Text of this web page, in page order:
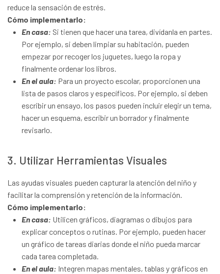
reduce la sensación de estrés.
Cómo implementarlo:
En casa: Si tienen que hacer una tarea, divídanla en partes.
Por ejemplo, si deben limpiar su habitación, pueden
empezar por recoger los juguetes, luego la ropa y
finalmente ordenar los libros.
En el aula: Para un proyecto escolar, proporcionen una
lista de pasos claros y específicos. Por ejemplo, si deben
escribir un ensayo, los pasos pueden incluir elegir un tema,
hacer un esquema, escribir un borrador y finalmente
revisarlo.
3. Utilizar Herramientas Visuales
Las ayudas visuales pueden capturar la atención del niño y
facilitar la comprensión y retención de la información.
Cómo implementarlo:
En casa: Utilicen gráficos, diagramas o dibujos para
explicar conceptos o rutinas. Por ejemplo, pueden hacer
un gráfico de tareas diarias donde el niño pueda marcar
cada tarea completada.
En el aula: Integren mapas mentales, tablas y gráficos en